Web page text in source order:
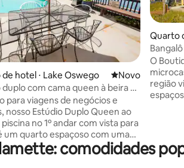
média de 5, 12 avaliações
hotel ⋅ Lake Oswego Novo lugar para
Novo
com cama queen à beira da
Lakeside Hotel
para viagens de negócios e
nosso Estúdio Duplo Queen ao
piscina no 1º andar com vista para
um quarto espaçoso com uma
para o lago a partir da sua
traseira deslizante. Tudo o
Quarto
O
região vinícola. O
comodidades